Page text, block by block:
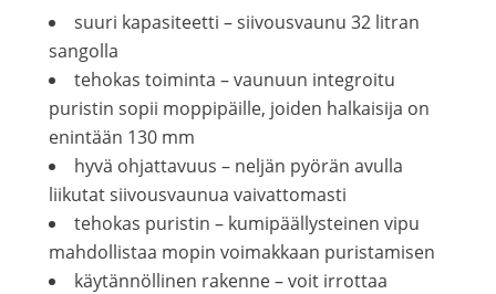
suuri kapasiteetti – siivousvaunu 32 litran
sangolla
tehokas toiminta – vaunuun integroitu
puristin sopii moppipäille, joiden halkaisija on
enintään 130 mm
hyvä ohjattavuus – neljän pyörän avulla
liikutat siivousvaunua vaivattomasti
tehokas puristin – kumipäällysteinen vipu
mahdollistaa mopin voimakkaan puristamisen
käytännöllinen rakenne – voit irrottaa